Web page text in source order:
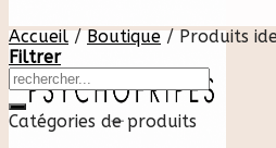
Accueil / Boutique /Produits
Filtrer
Catégories de produits